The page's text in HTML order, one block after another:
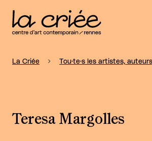
La Criée Tou·te·s les artistes,
Teresa Margolles